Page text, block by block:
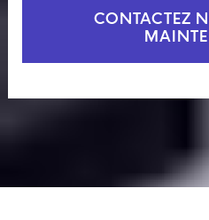
CONTACTEZ